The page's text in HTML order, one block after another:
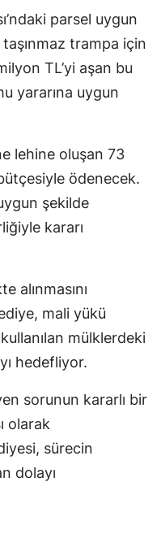
parsel uygun
trampa için
TL’yi aşan bu
yararına uygun
lehine oluşan 73
ödenecek.
şekilde
kararı
alınmasını
mali yükü
mülklerdeki
hedefliyor.
sorunun kararlı bir
olarak
sürecin
dolayı